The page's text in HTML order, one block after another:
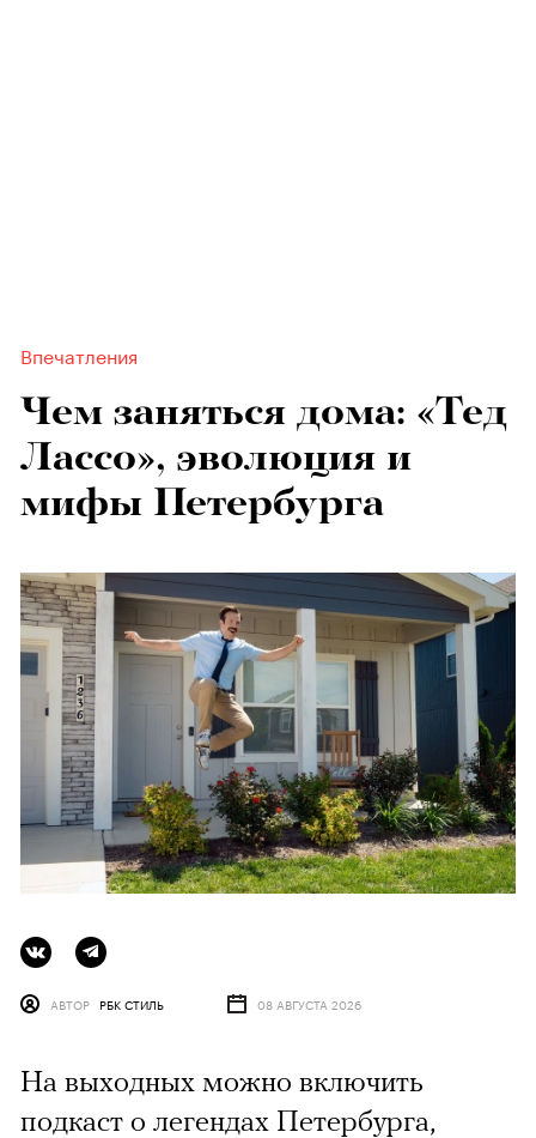
Впечатления
Чем заняться дома: «Тед
Лассо», эволюция и
мифы Петербурга
АВТОР РБК СТИЛЬ 08 АВГУСТА 2026
На выходных можно включить
подкаст о легендах Петербурга,